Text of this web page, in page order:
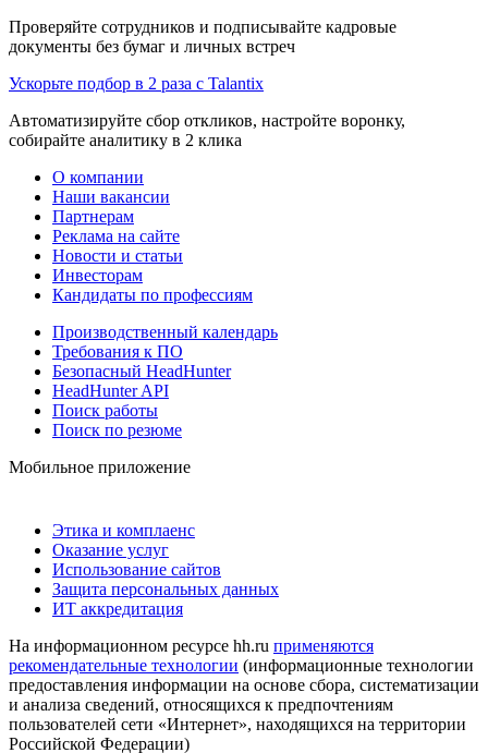
Проверяйте сотрудников и подписывайте кадровые
документы без бумаг и личных встреч
Ускорьте подбор в 2 раза с Talantix
Автоматизируйте сбор откликов, настройте воронку,
собирайте аналитику в 2 клика
О компании
Наши вакансии
Партнерам
Реклама на сайте
Новости и статьи
Инвесторам
Кандидаты по профессиям
Производственный календарь
Требования к ПО
Безопасный HeadHunter
HeadHunter API
Поиск работы
Поиск по резюме
Мобильное приложение
Этика и комплаенс
Оказание услуг
Использование сайтов
Защита персональных данных
ИТ аккредитация
На информационном ресурсе hh.ru применяются
рекомендательные технологии (информационные технологии
предоставления информации на основе сбора, систематизации
и анализа сведений, относящихся к предпочтениям
пользователей сети «Интернет», находящихся на территории
Российской Федерации)